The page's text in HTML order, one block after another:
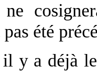
été
y a déjà